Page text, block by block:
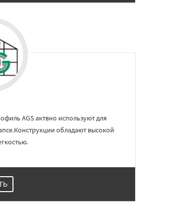
AGS актвно используют для
обладают высокой